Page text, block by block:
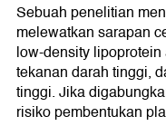
Sebuah penelitian
melewatkan sarapan
low-density
tekanan darah tinggi,
tinggi. Jika
risiko pembentukan